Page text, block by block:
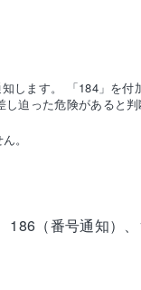
します。 「184」を付
迫った危険があると
。
（番号通知）